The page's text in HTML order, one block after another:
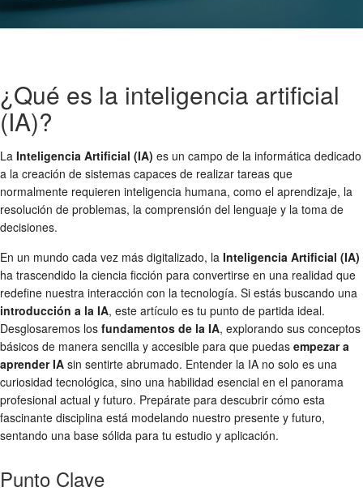
¿Qué es la inteligencia artificial
(IA)?
La Inteligencia Artificial (IA) es un campo de la informática dedicado
a la creación de sistemas capaces de realizar tareas que
normalmente requieren inteligencia humana, como el aprendizaje, la
resolución de problemas, la comprensión del lenguaje y la toma de
decisiones.
En un mundo cada vez más digitalizado, la Inteligencia Artificial (IA)
ha trascendido la ciencia ficción para convertirse en una realidad que
redefine nuestra interacción con la tecnología. Si estás buscando una
introducción a la IA, este artículo es tu punto de partida ideal.
Desglosaremos los fundamentos de la IA, explorando sus conceptos
básicos de manera sencilla y accesible para que puedas empezar a
aprender IA sin sentirte abrumado. Entender la IA no solo es una
curiosidad tecnológica, sino una habilidad esencial en el panorama
profesional actual y futuro. Prepárate para descubrir cómo esta
fascinante disciplina está modelando nuestro presente y futuro,
sentando una base sólida para tu estudio y aplicación.
Punto Clave